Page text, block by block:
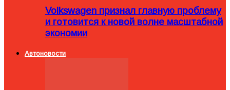
Volkswagen признал главную проблему
и готовится к новой волне масштабной
экономии
Автоновости